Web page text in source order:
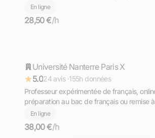
d'allemand de niveaux PRIMAIRE -
PREPA - SUPERIEUR. Komm und lerne mit
╮⁠(⁠＾⁠▽⁠＾⁠)⁠╭
En ligne
28,50 €/h
Répond rapidement
Université Nanterre Paris X
5.024 avis ·155h données
Professeur expérimentée de français,
préparation au bac de français ou remise
grammaire, orthographe et conjugaison.
En ligne
38,00 €/h